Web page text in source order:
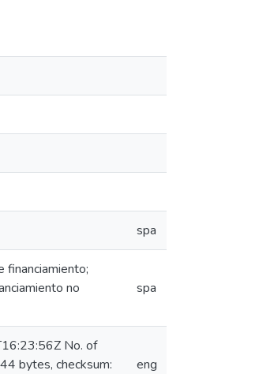
spa
financiamiento;
no
spa
No. of
bytes, checksum:
eng